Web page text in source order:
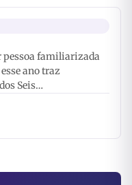
pessoa familiarizada
ano traz
Seis…